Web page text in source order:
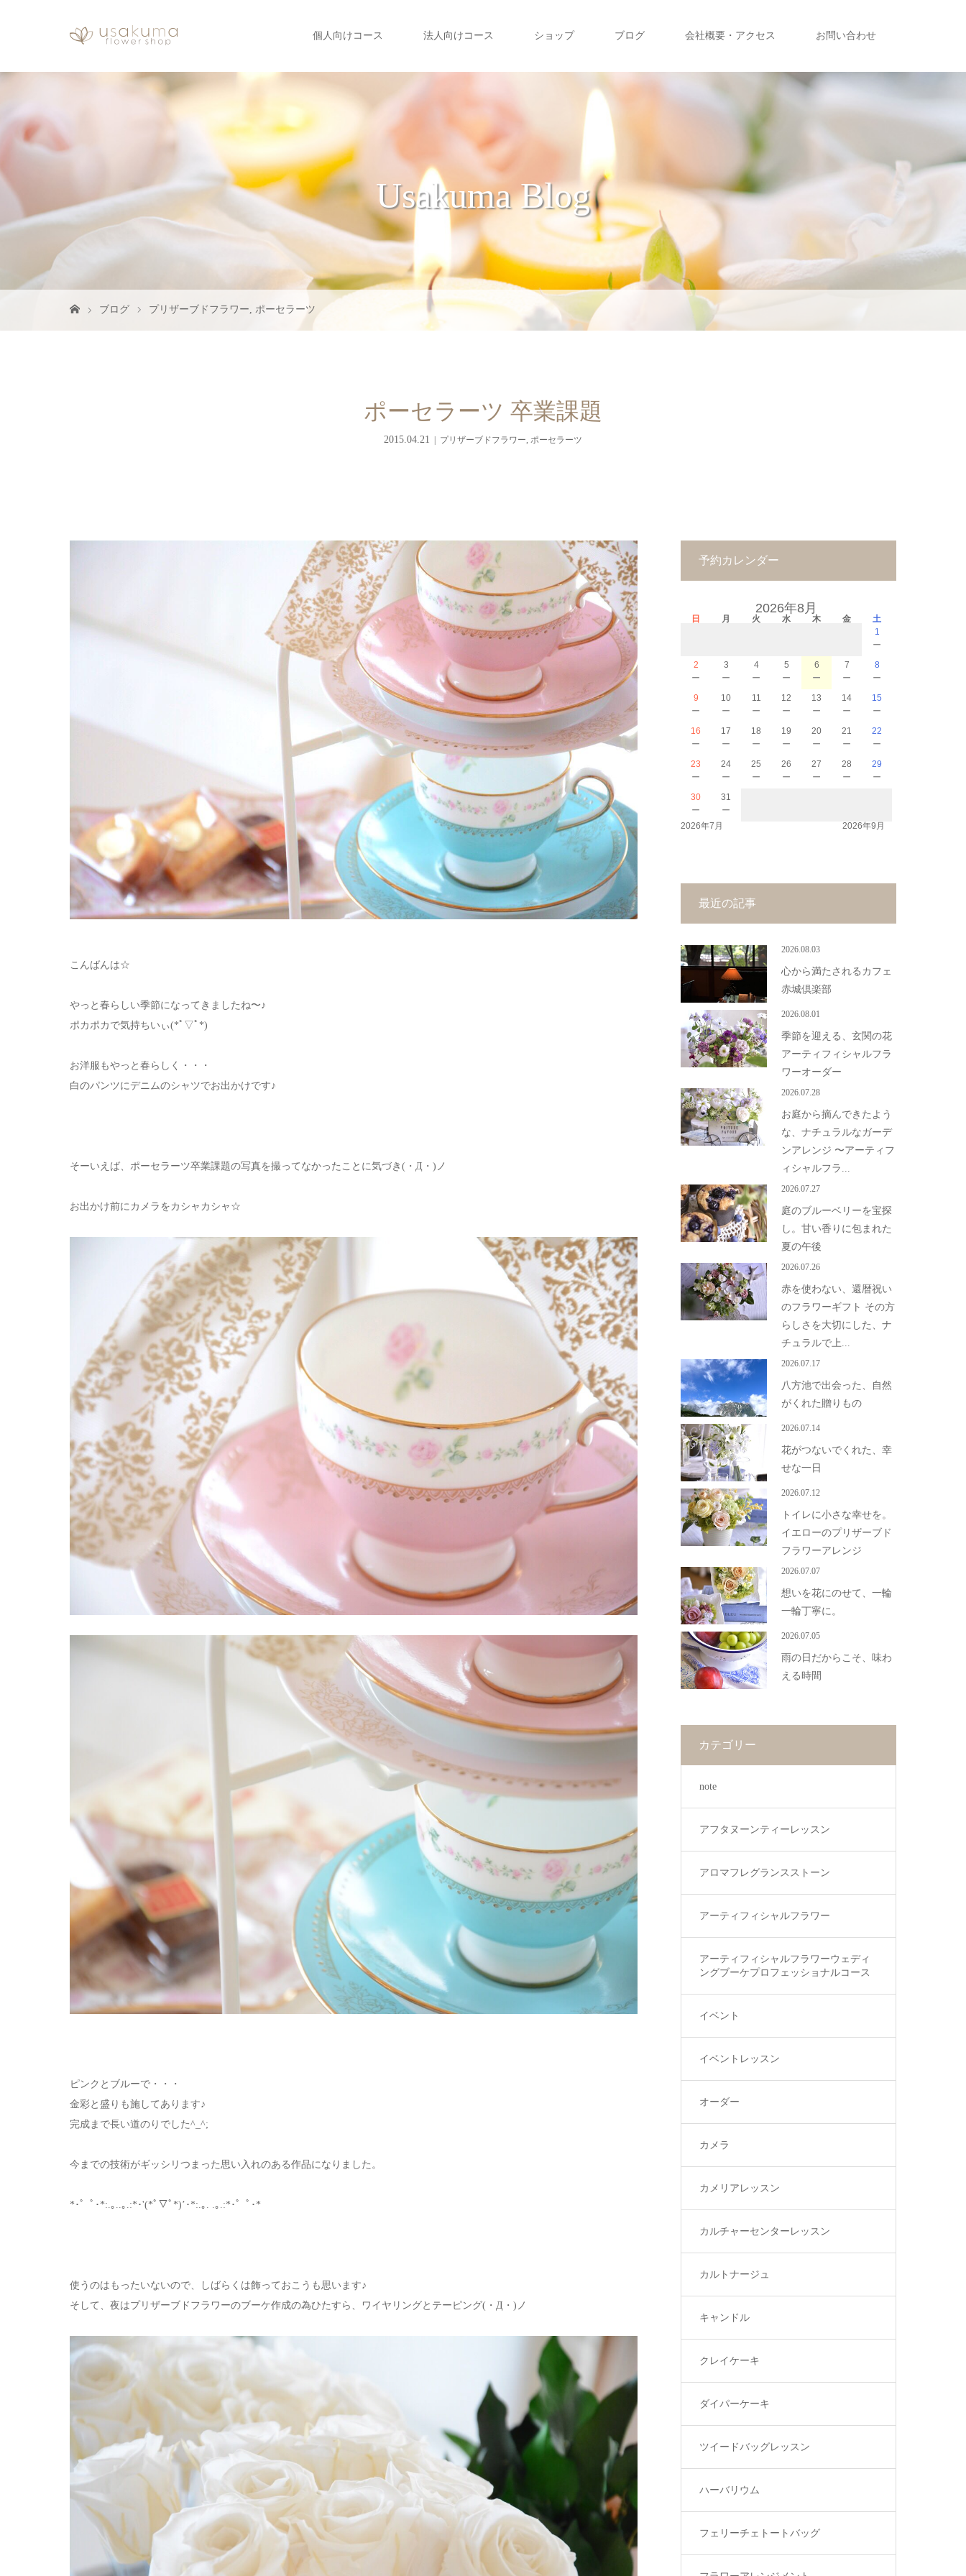
個人向けコース 法人向けコース ショップ ブログ 会社概要・アクセス お問い合わせ
Usakuma Blog
ブログ プリザーブドフラワー, ポーセラーツ
ポーセラーツ 卒業課題
2015.04.21 プリザーブドフラワー ポーセラーツ
こんばんは☆
やっと春らしい季節になってきましたね〜♪
ポカポカで気持ちいぃ(*ﾟ▽ﾟ*)
お洋服もやっと春らしく・・・
白のパンツにデニムのシャツでお出かけです♪
そーいえば、ポーセラーツ卒業課題の写真を撮ってなかったことに気づき(・Д・)ノ
お出かけ前にカメラをカシャカシャ☆
ピンクとブルーで・・・
金彩と盛りも施してあります♪
完成まで長い道のりでした^_^;
今までの技術がギッシリつまった思い入れのある作品になりました。
*･゜ﾟ･*:.｡..｡.:*･'(*ﾟ▽ﾟ*)’･*:.｡. .｡.:*･゜ﾟ･*
使うのはもったいないので、しばらくは飾っておこうも思います♪
そして、夜はプリザーブドフラワーのブーケ作成の為ひたすら、ワイヤリングとテーピング(・Д・)ノ
予約カレンダー
2026年8月
日 月 火 水 木 金
土
1
－
2
－
3
－
4
－
5
－
6
－
7
－
8
－
9
－
10
－
11
－
12
－
13
－
14
－
15
－
16
－
17
－
18
－
19
－
20
－
21
－
22
－
23
－
24
－
25
－
26
－
27
－
28
－
29
－
30
－
31
－
2026年7月 2026年9月
最近の記事
2026.08.03
心から満たされるカフェ
赤城倶楽部
2026.08.01
季節を迎える、玄関の花
アーティフィシャルフラ
ワーオーダー
2026.07.28
お庭から摘んできたよう
な、ナチュラルなガーデ
ンアレンジ 〜アーティフ
ィシャルフラ...
2026.07.27
庭のブルーベリーを宝探
し。甘い香りに包まれた
夏の午後
2026.07.26
赤を使わない、還暦祝い
のフラワーギフト その方
らしさを大切にした、ナ
チュラルで上...
2026.07.17
八方池で出会った、自然
がくれた贈りもの
2026.07.14
花がつないでくれた、幸
せな一日
2026.07.12
トイレに小さな幸せを。
イエローのプリザーブド
フラワーアレンジ
2026.07.07
想いを花にのせて、一輪
一輪丁寧に。
2026.07.05
雨の日だからこそ、味わ
える時間
カテゴリー
note
アフタヌーンティーレッスン
アロマフレグランスストーン
アーティフィシャルフラワー
アーティフィシャルフラワーウェディ
ングブーケプロフェッショナルコース
イベント
イベントレッスン
オーダー
カメラ
カメリアレッスン
カルチャーセンターレッスン
カルトナージュ
キャンドル
クレイケーキ
ダイパーケーキ
ツイードバッグレッスン
ハーバリウム
フェリーチェトートバッグ